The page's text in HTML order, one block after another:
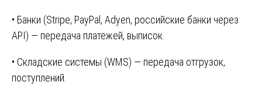
• Банки (Stripe, PayPal, Adyen, российские банки через
API) — передача платежей, выписок.
• Складские системы (WMS) — передача отгрузок,
поступлений.